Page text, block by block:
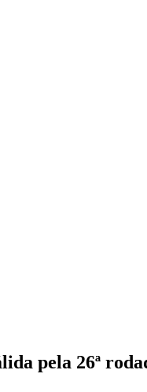
pela 26ª